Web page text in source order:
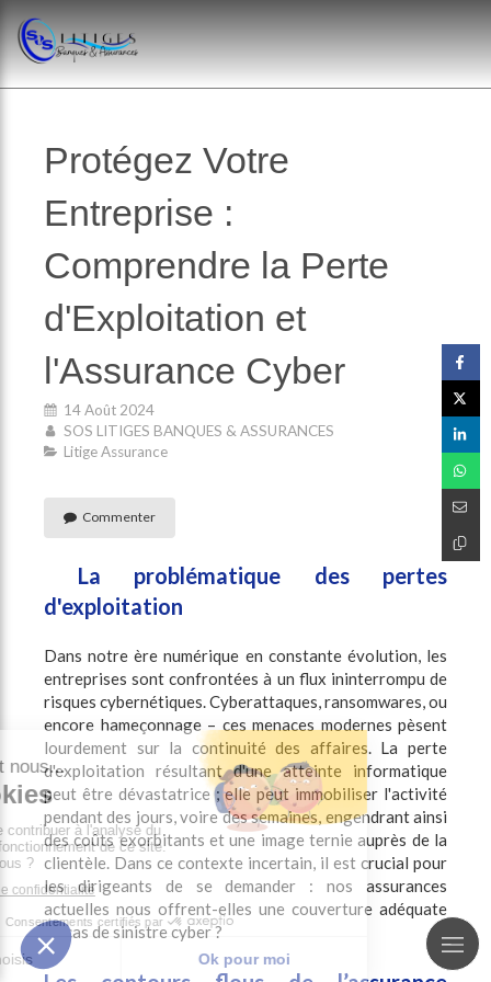
Protégez Votre
Entreprise :
Comprendre la Perte
d'Exploitation et
l'Assurance Cyber
14 Août 2024
SOS LITIGES BANQUES & ASSURANCES
Litige Assurance
Commenter
La problématique des pertes
d'exploitation
Dans notre ère numérique en constante évolution, les
entreprises sont confrontées à un flux ininterrompu de
risques cybernétiques. Cyberattaques, ransomwares, ou
encore hameçonnage – ces menaces modernes pèsent
lourdement sur la continuité des affaires. La perte
d'exploitation résultant d'une atteinte informatique
peut être dévastatrice ; elle peut immobiliser l'activité
pendant des jours, voire des semaines, engendrant ainsi
des coûts exorbitants et une image ternie auprès de la
clientèle. Dans ce contexte incertain, il est crucial pour
les dirigeants de se demander : nos assurances
actuelles nous offrent-elles une couverture adéquate
en cas de sinistre cyber ?